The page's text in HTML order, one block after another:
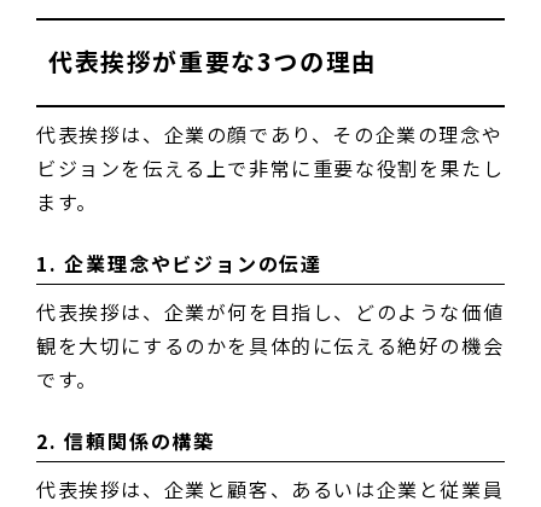
代表挨拶が重要な3つの理由
代表挨拶は、企業の顔であり、その企業の理念や
ビジョンを伝える上で非常に重要な役割を果たし
ます。
1. 企業理念やビジョンの伝達
代表挨拶は、企業が何を目指し、どのような価値
観を大切にするのかを具体的に伝える絶好の機会
です。
2. 信頼関係の構築
代表挨拶は、企業と顧客、あるいは企業と従業員